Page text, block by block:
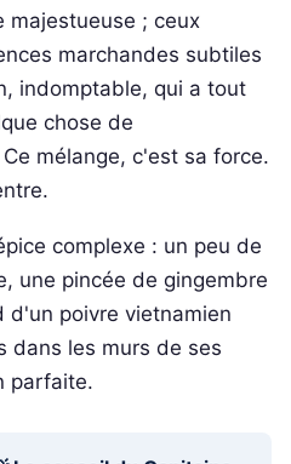
majestueuse ; ceux
marchandes subtiles
indomptable, qui a tout
chose de
mélange, c'est sa force.
complexe : un peu de
une pincée de gingembre
poivre vietnamien
dans les murs de ses
parfaite.